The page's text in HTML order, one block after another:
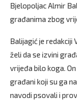
Bjelopoljac Almir
građanima zbog
Balijagić je
želi da se izvini
vrijeđa bilo koga.
građani koji su ga
navodi psovali i